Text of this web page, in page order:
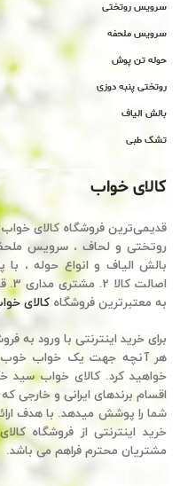
سرویس روتختی
سرویس ملحفه
حوله تن پوش
روتختی پنبه دوزی
بالش الیاف
تشک طبی
کالای خواب
قدیمی‌ترین فروشگاه کالای
روتختی و لحاف ، سرویس
به معتبرترین فروشگاه کالای
برای خرید اینترنتی با ورود به
هر آنچه جهت یک خواب خوب و
خواهید کرد. کالای خواب سید
اقسام برندهای ایرانی و خارجی
شما را پوشش میدهد. با هدف
خرید اینترنتی از فروشگاه
مشتریان محترم فراهم می باشد.